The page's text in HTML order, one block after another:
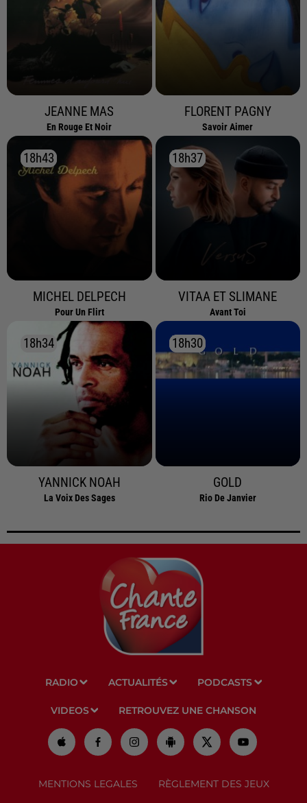
JEANNE MAS
En Rouge Et Noir
FLORENT PAGNY
Savoir Aimer
18h43
18h43
MICHEL DELPECH
Pour Un Flirt
18h37
18h37
VITAA ET SLIMANE
Avant Toi
18h34
18h34
YANNICK NOAH
La Voix Des Sages
18h30
18h30
GOLD
Rio De Janvier
RADIO ACTUALITÉS PODCASTS
VIDEOS RETROUVEZ UNE CHANSON
MENTIONS LEGALES RÈGLEMENT DES JEUX